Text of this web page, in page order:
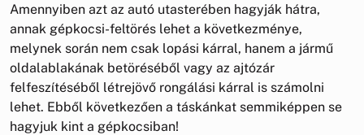
Amennyiben azt az autó utasterében hagyják hátra,
annak gépkocsi-feltörés lehet a következménye,
melynek során nem csak lopási kárral, hanem a jármű
oldalablakának betöréséből vagy az ajtózár
felfeszítéséből létrejövő rongálási kárral is számolni
lehet. Ebből következően a táskánkat semmiképpen se
hagyjuk kint a gépkocsiban!